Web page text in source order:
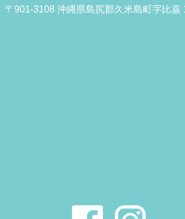
〒901-3108 沖縄県島尻郡久米島町字比嘉